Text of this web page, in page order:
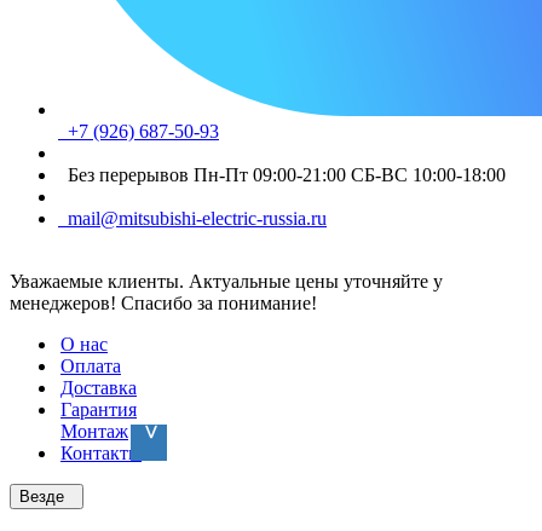
+7 (926) 687-50-93
Без перерывов Пн-Пт 09:00-21:00 СБ-ВС 10:00-18:00
mail@mitsubishi-electric-russia.ru
Уважаемые клиенты. Актуальные цены уточняйте у
менеджеров! Спасибо за понимание!
О нас
Оплата
Доставка
Гарантия
Монтаж
Контакты
Везде